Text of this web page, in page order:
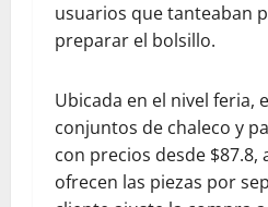
usuarios que tanteaban
preparar el bolsillo.
Ubicada en el nivel feria,
conjuntos de chaleco y
con precios desde
ofrecen las piezas por